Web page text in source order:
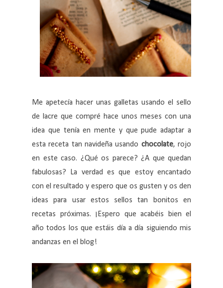
Me apetecía hacer unas galletas usando el sello
de lacre que compré hace unos meses con una
idea que tenía en mente y que pude adaptar a
esta receta tan navideña usando chocolate, rojo
en este caso. ¿Qué os parece? ¿A que quedan
fabulosas? La verdad es que estoy encantado
con el resultado y espero que os gusten y os den
ideas para usar estos sellos tan bonitos en
recetas próximas. ¡Espero que acabéis bien el
año todos los que estáis día a día siguiendo mis
andanzas en el blog!